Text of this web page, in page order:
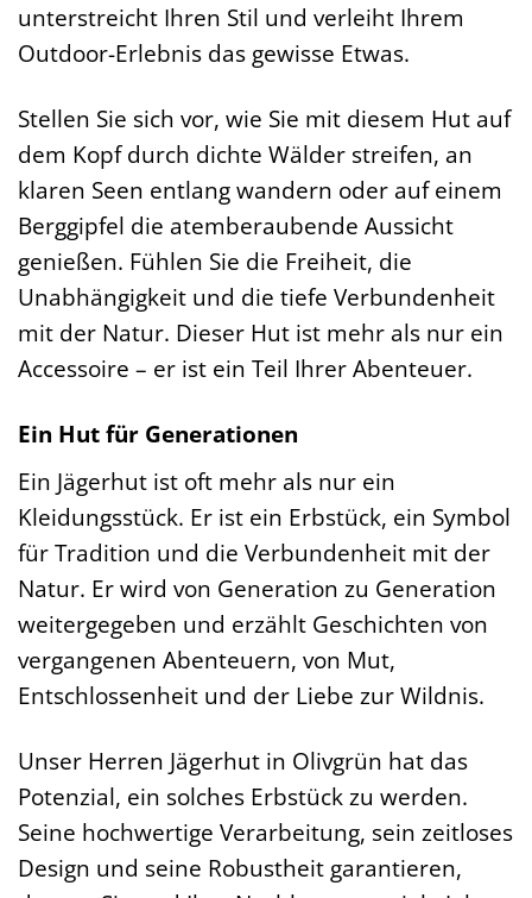
unterstreicht Ihren Stil und verleiht Ihrem
Outdoor-Erlebnis das gewisse Etwas.
Stellen Sie sich vor, wie Sie mit diesem Hut auf
dem Kopf durch dichte Wälder streifen, an
klaren Seen entlang wandern oder auf einem
Berggipfel die atemberaubende Aussicht
genießen. Fühlen Sie die Freiheit, die
Unabhängigkeit und die tiefe Verbundenheit
mit der Natur. Dieser Hut ist mehr als nur ein
Accessoire – er ist ein Teil Ihrer Abenteuer.
Ein Hut für Generationen
Ein Jägerhut ist oft mehr als nur ein
Kleidungsstück. Er ist ein Erbstück, ein Symbol
für Tradition und die Verbundenheit mit der
Natur. Er wird von Generation zu Generation
weitergegeben und erzählt Geschichten von
vergangenen Abenteuern, von Mut,
Entschlossenheit und der Liebe zur Wildnis.
Unser Herren Jägerhut in Olivgrün hat das
Potenzial, ein solches Erbstück zu werden.
Seine hochwertige Verarbeitung, sein zeitloses
Design und seine Robustheit garantieren,